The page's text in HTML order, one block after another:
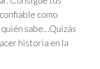
como
sabe…Quizás
historia en la